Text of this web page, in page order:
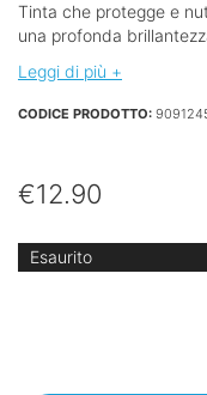
Tinta che protegge e
una profonda
Leggi di più +
CODICE PRODOTTO:
€12.90
Esaurito